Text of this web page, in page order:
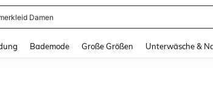
Lang
Bademode Große Größen Unterwäsche &